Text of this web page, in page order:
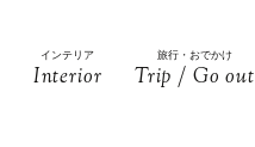
インテリア
Interior
旅行・おでかけ
Trip / Go out